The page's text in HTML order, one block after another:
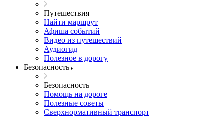
Путешествия
Найти маршрут
Афиша событий
Видео из путешествий
Аудиогид
Полезное в дорогу
Безопасность
Безопасность
Помощь на дороге
Полезные советы
Сверхнормативный транспорт